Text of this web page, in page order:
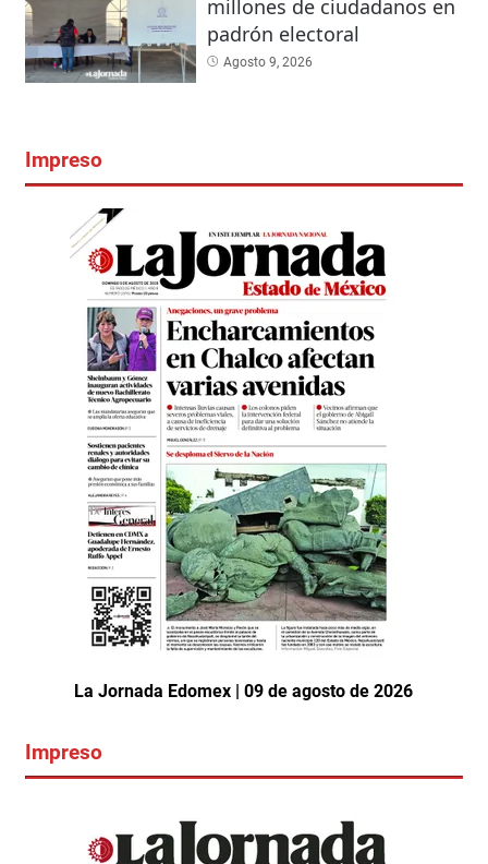
millones de ciudadanos en
padrón electoral
Agosto 9, 2026
Impreso
La Jornada Edomex | 09 de agosto de 2026
Impreso